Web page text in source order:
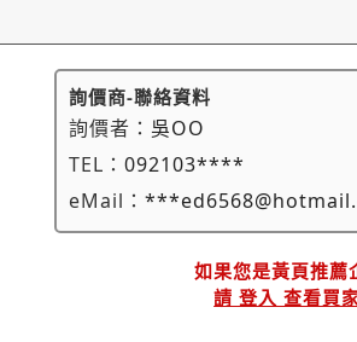
詢價商-聯絡資料
詢價者： 吳OO
TEL：092103****
eMail：
如果您是黃頁推薦
請 登入 查看買